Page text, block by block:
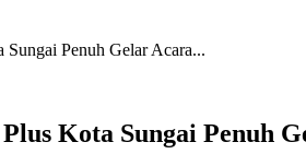
Penuh Gelar Acara...
Kota Sungai Penuh